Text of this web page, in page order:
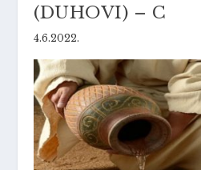
(DUHOVI) – C
4.6.2022.